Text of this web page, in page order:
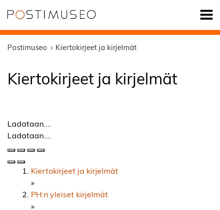
Postimuseo Kiertokirjeet ja kirjelmät
Kiertokirjeet ja kirjelmät
Ladataan....
Ladataan....
Kiertokirjeet ja kirjelmät
»
PH:n yleiset kirjelmät
»